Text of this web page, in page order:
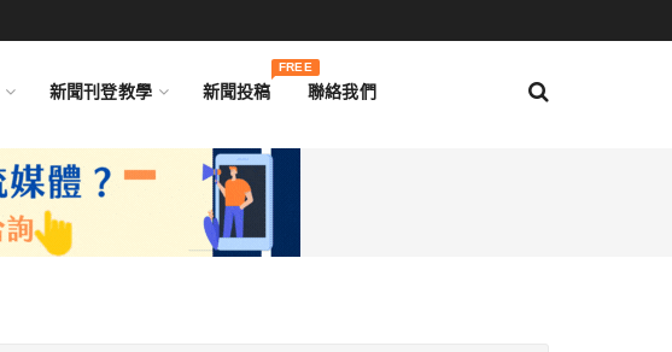
新聞刊登教學 新聞投稿
FREE
聯絡我們